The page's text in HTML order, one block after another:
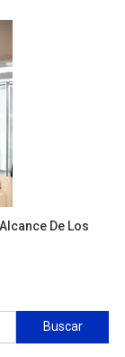
De Los
Buscar: